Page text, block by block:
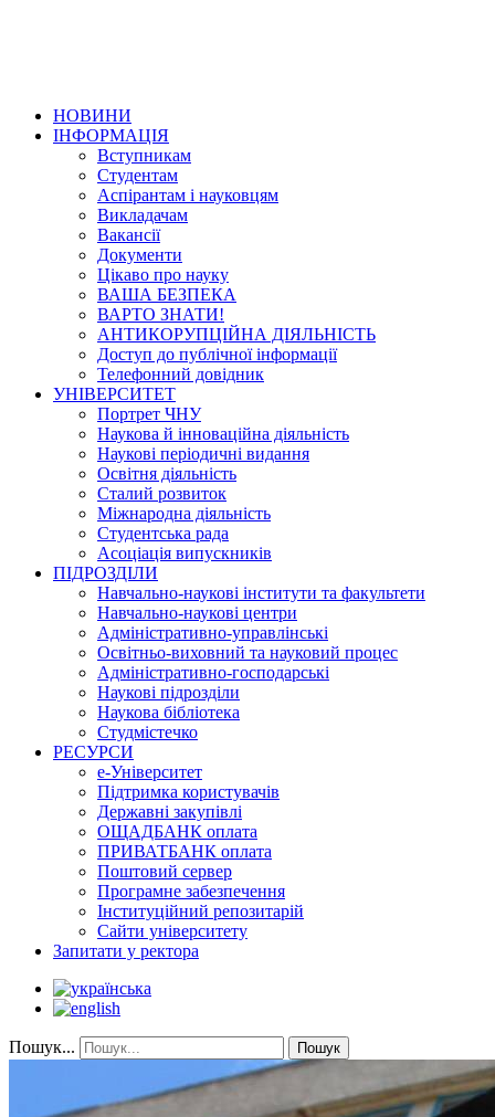
НОВИНИ
ІНФОРМАЦІЯ
Вступникам
Студентам
Аспірантам і науковцям
Викладачам
Вакансії
Документи
Цікаво про науку
ВАША БЕЗПЕКА
ВАРТО ЗНАТИ!
АНТИКОРУПЦІЙНА ДІЯЛЬНІСТЬ
Доступ до публічної інформації
Телефонний довідник
УНІВЕРСИТЕТ
Портрет ЧНУ
Наукова й інноваційна діяльність
Наукові періодичні видання
Освітня діяльність
Сталий розвиток
Міжнародна діяльність
Студентська рада
Асоціація випускників
ПІДРОЗДІЛИ
Навчально-наукові інститути та факультети
Навчально-наукові центри
Адміністративно-управлінські
Освітньо-виховний та науковий процес
Адміністративно-господарські
Наукові підрозділи
Наукова бібліотека
Студмістечко
РЕСУРСИ
е-Університет
Підтримка користувачів
Державні закупівлі
ОЩАДБАНК оплата
ПРИВАТБАНК оплата
Поштовий сервер
Програмне забезпечення
Інституційний репозитарій
Сайти університету
Запитати у ректора
Пошук... Пошук